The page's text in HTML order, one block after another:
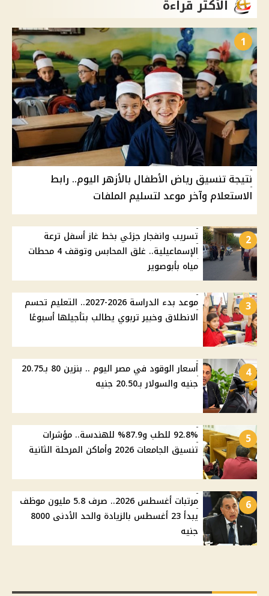
الأكثر قراءة
1
نتيجة تنسيق رياض الأطفال بالأزهر اليوم.. رابط
الاستعلام وآخر موعد لتسليم الملفات
2
تسريب وانفجار جزئي بخط غاز أسفل ترعة
الإسماعيلية.. غلق المحابس وتوقف 4 محطات
مياه بأبوصوير
3
موعد بدء الدراسة 2026-2027.. التعليم تحسم
الانطلاق وخبير تربوي يطالب بتأجيلها أسبوعًا
4
أسعار الوقود في مصر اليوم .. بنزين 80 بـ20.75
جنيه والسولار بـ20.50 جنيه
5
92.8% للطب و87.9% للهندسة.. مؤشرات
تنسيق الجامعات 2026 وأماكن المرحلة الثانية
6
مرتبات أغسطس 2026.. صرف 5.8 مليون موظف
يبدأ 23 أغسطس بالزيادة والحد الأدنى 8000
جنيه